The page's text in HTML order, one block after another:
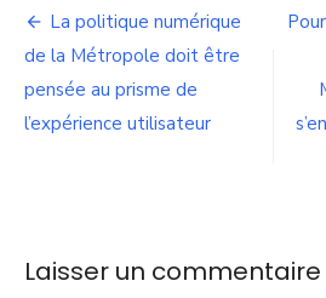
la
seule
grande
agglomération
à
vouloir
habitants
d’Auvergne
Navigation
de
l’article
La politique numérique
de la Métropole doit être
pensée au prisme de
l’expérience utilisateur
Laisser un commentaire